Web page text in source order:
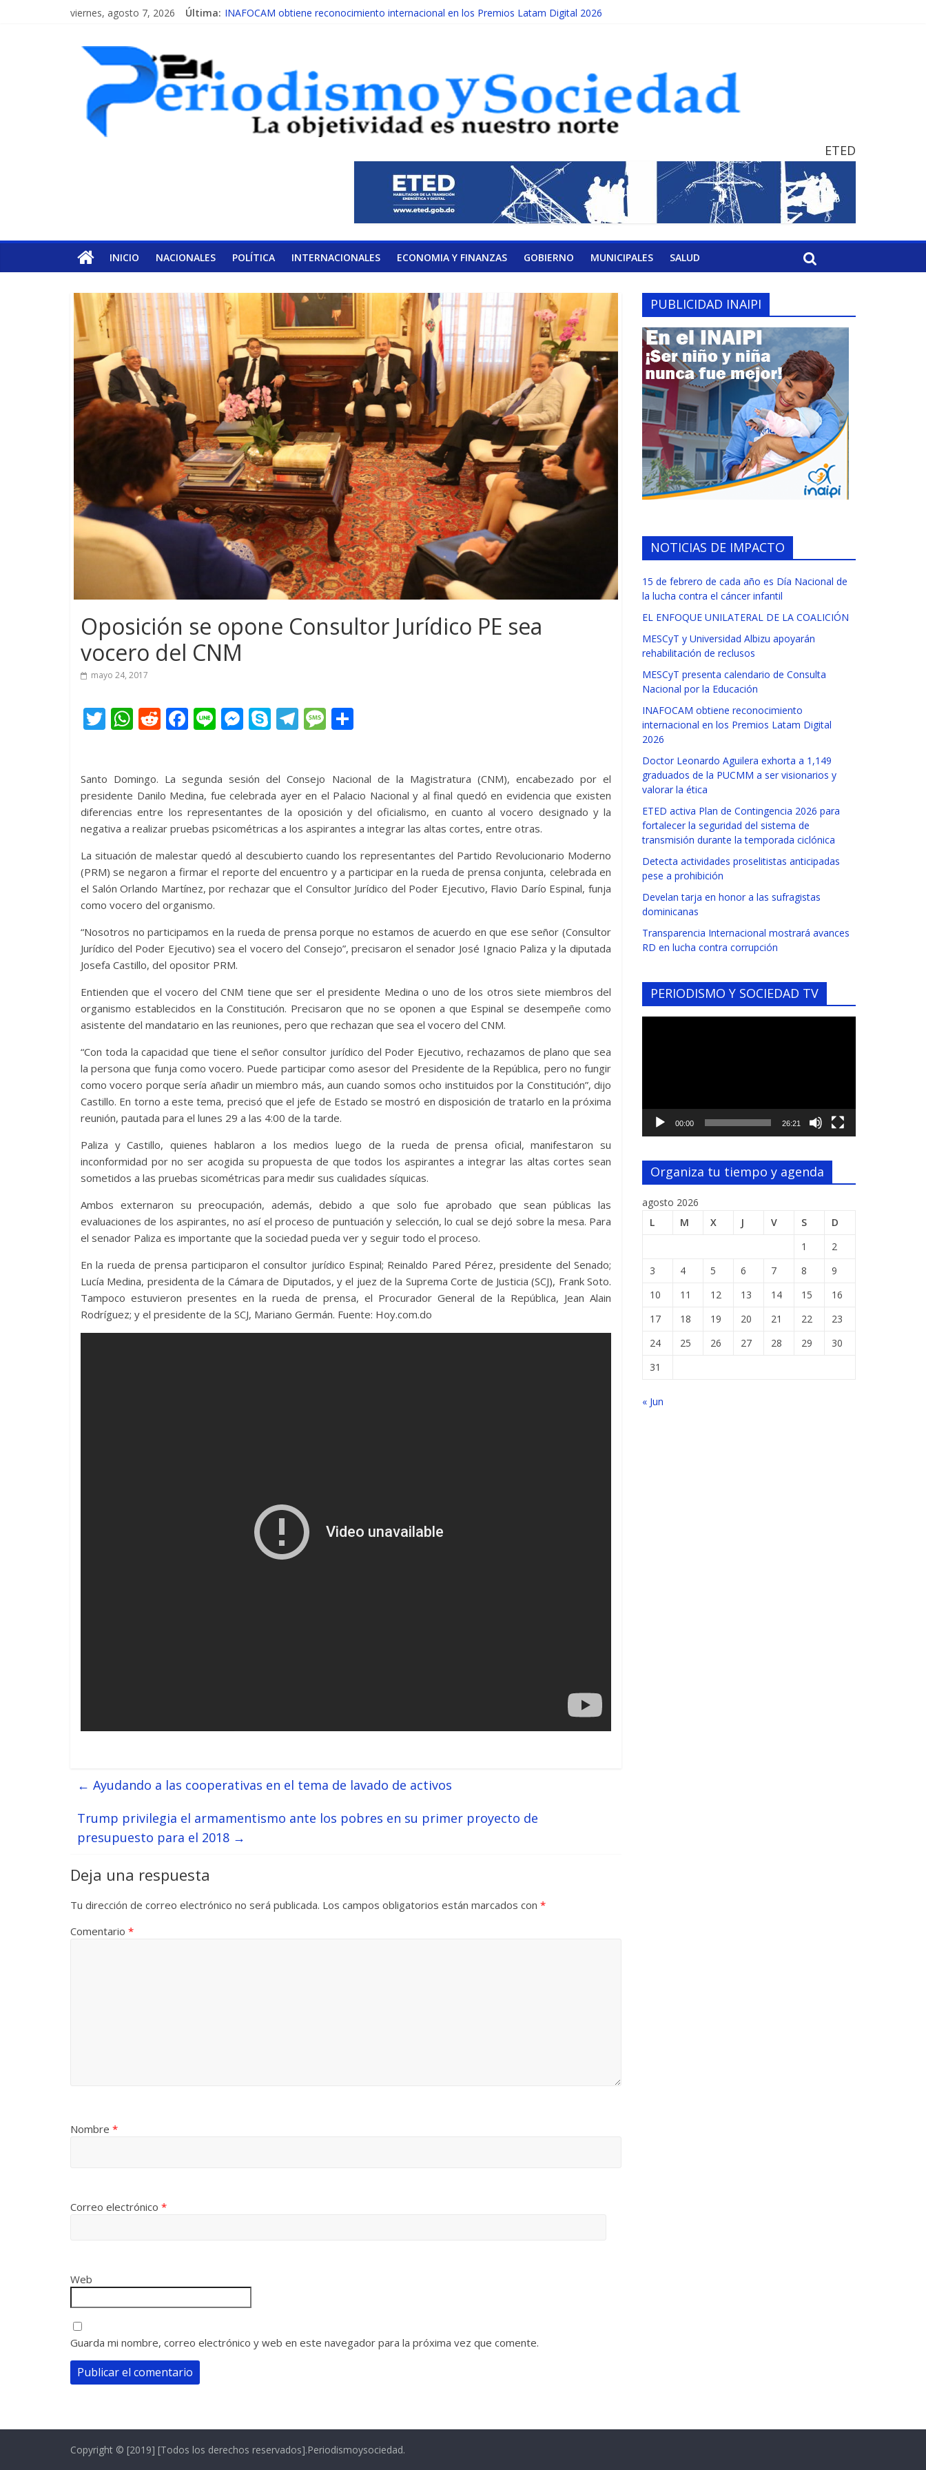
viernes, agosto 7, 2026 Última: INAFOCAM obtiene reconocimiento internacional en los Premios Latam Digital 2026
MESCyT presenta calendario de Consulta Nacional por la Educación
ETED
INICIO NACIONALES POLÍTICA INTERNACIONALES ECONOMIA Y FINANZAS GOBIERNO MUNICIPALES SALUD
Oposición se opone Consultor Jurídico PE sea
vocero del CNM
mayo 24, 2017
T
er
W
s
A
p
p
R
di
t
F
b
o
o
k
Li M
e
n
g
er
S
p
e
T
gr
a
m
M
a
g
e
p
ar
ti
r
Santo Domingo. La segunda sesión del Consejo Nacional de la Magistratura (CNM), encabezado por el
presidente Danilo Medina, fue celebrada ayer en el Palacio Nacional y al final quedó en evidencia que existen
diferencias entre los representantes de la oposición y del oficialismo, en cuanto al vocero designado y la
negativa a realizar pruebas psicométricas a los aspirantes a integrar las altas cortes, entre otras.
La situación de malestar quedó al descubierto cuando los representantes del Partido Revolucionario Moderno
(PRM) se negaron a firmar el reporte del encuentro y a participar en la rueda de prensa conjunta, celebrada en
el Salón Orlando Martínez, por rechazar que el Consultor Jurídico del Poder Ejecutivo, Flavio Darío Espinal, funja
como vocero del organismo.
“Nosotros no participamos en la rueda de prensa porque no estamos de acuerdo en que ese señor (Consultor
Jurídico del Poder Ejecutivo) sea el vocero del Consejo”, precisaron el senador José Ignacio Paliza y la diputada
Josefa Castillo, del opositor PRM.
Entienden que el vocero del CNM tiene que ser el presidente Medina o uno de los otros siete miembros del
organismo establecidos en la Constitución. Precisaron que no se oponen a que Espinal se desempeñe como
asistente del mandatario en las reuniones, pero que rechazan que sea el vocero del CNM.
“Con toda la capacidad que tiene el señor consultor jurídico del Poder Ejecutivo, rechazamos de plano que sea
la persona que funja como vocero. Puede participar como asesor del Presidente de la República, pero no fungir
como vocero porque sería añadir un miembro más, aun cuando somos ocho instituidos por la Constitución”, dijo
Castillo. En torno a este tema, precisó que el jefe de Estado se mostró en disposición de tratarlo en la próxima
reunión, pautada para el lunes 29 a las 4:00 de la tarde.
Paliza y Castillo, quienes hablaron a los medios luego de la rueda de prensa oficial, manifestaron su
inconformidad por no ser acogida su propuesta de que todos los aspirantes a integrar las altas cortes sean
sometidos a las pruebas sicométricas para medir sus cualidades síquicas.
Ambos externaron su preocupación, además, debido a que solo fue aprobado que sean públicas las
evaluaciones de los aspirantes, no así el proceso de puntuación y selección, lo cual se dejó sobre la mesa. Para
el senador Paliza es importante que la sociedad pueda ver y seguir todo el proceso.
En la rueda de prensa participaron el consultor jurídico Espinal; Reinaldo Pared Pérez, presidente del Senado;
Lucía Medina, presidenta de la Cámara de Diputados, y el juez de la Suprema Corte de Justicia (SCJ), Frank Soto.
Tampoco estuvieron presentes en la rueda de prensa, el Procurador General de la República, Jean Alain
Rodríguez; y el presidente de la SCJ, Mariano Germán. Fuente: Hoy.com.do
← Ayudando a las cooperativas en el tema de lavado de activos
Trump privilegia el armamentismo ante los pobres en su primer proyecto de
presupuesto para el 2018 →
Deja una respuesta
Tu dirección de correo electrónico no será publicada. Los campos obligatorios están marcados con *
Comentario *
Nombre *
Correo electrónico *
Web
Guarda mi nombre, correo electrónico y web en este navegador para la próxima vez que comente.
PUBLICIDAD INAIPI
NOTICIAS DE IMPACTO
15 de febrero de cada año es Día Nacional de
la lucha contra el cáncer infantil
EL ENFOQUE UNILATERAL DE LA COALICIÓN
MESCyT y Universidad Albizu apoyarán
rehabilitación de reclusos
MESCyT presenta calendario de Consulta
Nacional por la Educación
INAFOCAM obtiene reconocimiento
internacional en los Premios Latam Digital
2026
Doctor Leonardo Aguilera exhorta a 1,149
graduados de la PUCMM a ser visionarios y
valorar la ética
ETED activa Plan de Contingencia 2026 para
fortalecer la seguridad del sistema de
transmisión durante la temporada ciclónica
Detecta actividades proselitistas anticipadas
pese a prohibición
Develan tarja en honor a las sufragistas
dominicanas
Transparencia Internacional mostrará avances
RD en lucha contra corrupción
PERIODISMO Y SOCIEDAD TV
00:00 26:21
Organiza tu tiempo y agenda
agosto 2026
L
M X J V S
D
1
2
3
4 5 6 7 8
9
10
11 12 13 14 15
16
17
18 19 20 21 22
23
24
25 26 27 28 29
30
31
« Jun
Copyright © [2019] [Todos los derechos reservados].Periodismoysociedad.